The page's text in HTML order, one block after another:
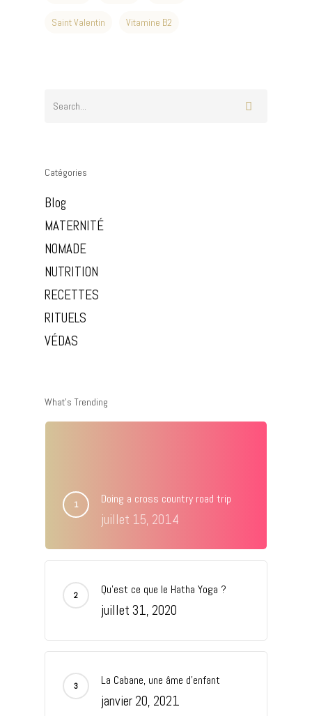
Saint Valentin Vitamine B2
Catégories
Blog
MATERNITÉ
NOMADE
NUTRITION
RECETTES
RITUELS
VÉDAS
What’s Trending
Doing a cross country road trip
juillet 15, 2014
Qu’est ce que le Hatha Yoga ?
juillet 31, 2020
La Cabane, une âme d’enfant
janvier 20, 2021
EXPLORER, RESSENTIR,
OMNOMADE.COM